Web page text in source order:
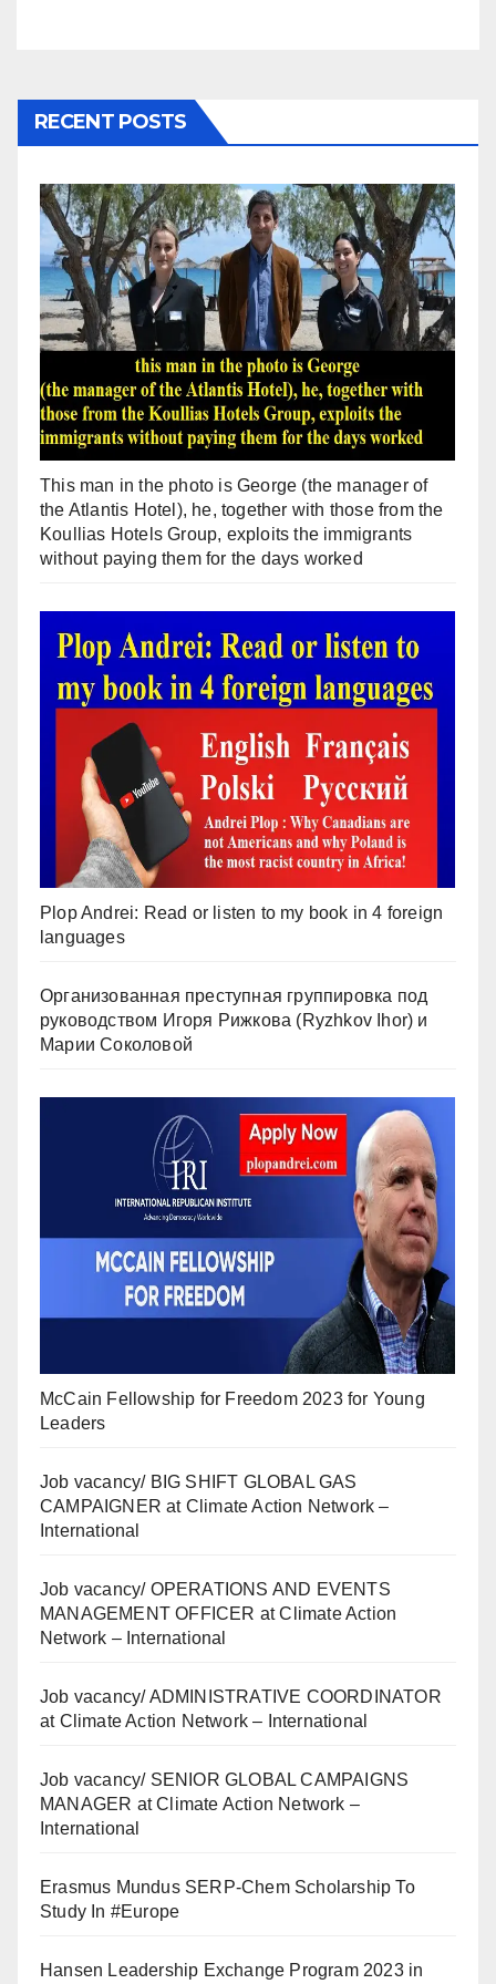
RECENT POSTS
This man in the photo is George (the manager of
the Atlantis Hotel), he, together with those from the
Koullias Hotels Group, exploits the immigrants
without paying them for the days worked
Plop Andrei: Read or listen to my book in 4 foreign
languages
Организованная преступная группировка под
руководством Игоря Рижкова (Ryzhkov Ihor) и
Марии Соколовой
McCain Fellowship for Freedom 2023 for Young
Leaders
Job vacancy/ BIG SHIFT GLOBAL GAS
CAMPAIGNER at Climate Action Network –
International
Job vacancy/ OPERATIONS AND EVENTS
MANAGEMENT OFFICER at Climate Action
Network – International
Job vacancy/ ADMINISTRATIVE COORDINATOR
at Climate Action Network – International
Job vacancy/ SENIOR GLOBAL CAMPAIGNS
MANAGER at Climate Action Network –
International
Erasmus Mundus SERP-Chem Scholarship To
Study In #Europe
Hansen Leadership Exchange Program 2023 in